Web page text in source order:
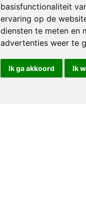
basisfunctionaliteit
ervaring op de
diensten te meten en
advertenties weer te
Ik ga akkoord Ik